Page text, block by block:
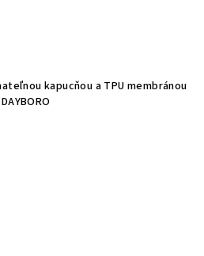
kapucňou a TPU membránou